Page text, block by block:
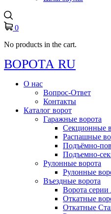
0
No products in the cart.
ВОРОТА RU
О нас
Вопрос-Ответ
Контакты
Каталог ворот
Гаражные ворота
Секционные
Распашные
Подъёмно-
Подъемно-
Рулонные ворота
Рулонные
Въездные ворота
Ворота серии
Откатные
Откатные